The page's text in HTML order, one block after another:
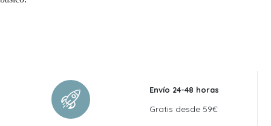
Envío 24-48 horas
Gratis desde 59€